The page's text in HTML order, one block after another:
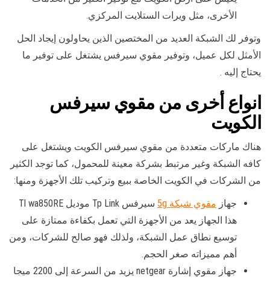
الأخرى، مثل ويرات الستلايت المركزي.
وتوفر لك الشبكة العديد من المختصين الذين يحاولون إيجاد الحل
الأمثل لكل عميل، وتوفير مقوي سيرفس يشتغل على توفير ما
يحتاج إليه .
انواع أخرى من مقوي سيرفس
الكويت
هناك ماركات متعددة من مقوي سيرفس الكويت ويشتغل على
كافه الشبكة وغير مرتبط بشركة معينة للمحمول، كما توجد الكثير
من الشركات في الكويت الخاصة ببيع وتركيب تلك الأجهزة ومنها:
جهاز مقوي شبكة 5g
سيرفس Tp Link موديل Tl wa850RE
هذا الجهاز يعد من الأجهزة التي تعمل بكفاءة ممتازة على
توسيع نطاق عمل الشبكة، ولذلك فهو صالح للشركات، ومن
أهم مميزاته صغر الحجم.
جهاز مقوي إشارة netgear يزيد من السرعة إلى 2200 ميجا